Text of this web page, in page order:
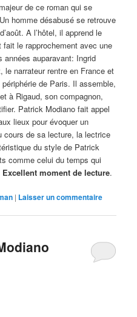
de ce roman qui se
homme désabusé se retrouve
A l’hôtel, il apprend le
le rapprochement avec une
années auparavant: Ingrid
le narrateur rentre en France et
de Paris. Il assemble,
à Rigaud, son compagnon,
Patrick Modiano fait appel
lieux pour évoquer un
cours de sa lecture, la lectrice
du style de Patrick
comme celui du temps qui
Excellent moment de lecture.
| Laisser un commentaire